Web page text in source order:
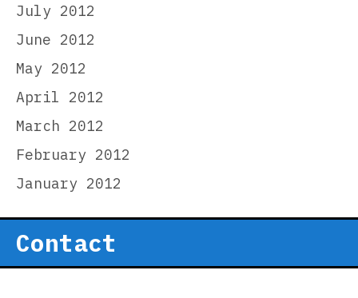
July 2012
June 2012
May 2012
April 2012
March 2012
February 2012
January 2012
Contact